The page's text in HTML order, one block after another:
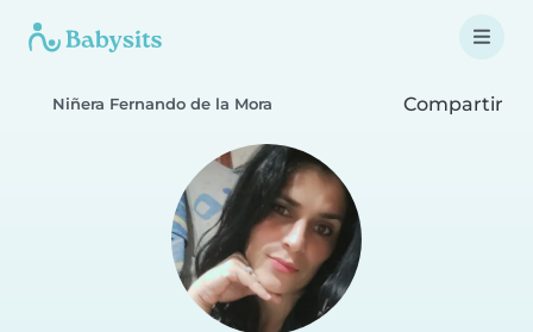
Niñera Fernando de la Mora Compartir